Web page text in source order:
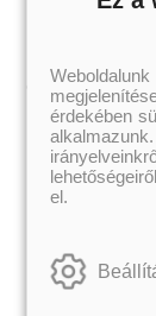
CÍMKEFELHŐ
#szerelem
#romantikus
#tündéres
#erős
érdekében
el.